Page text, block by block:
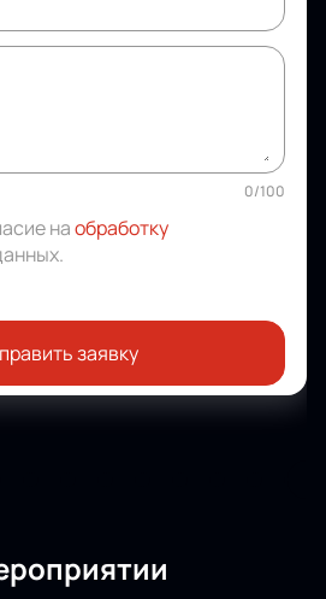
0/100
наобработку
.
заявку